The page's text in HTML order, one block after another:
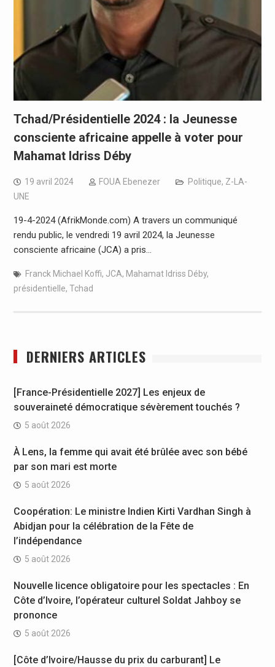
Tchad/Présidentielle 2024 : la Jeunesse
consciente africaine appelle à voter pour
Mahamat Idriss Déby
19 avril 2024 FOUA Ebenezer Politique, Z-LA-
UNE
19-4-2024 (AfrikMonde.com) A travers un communiqué
rendu public, le vendredi 19 avril 2024, la Jeunesse
consciente africaine (JCA) a pris…
Franck Michael Koffi, JCA, Mahamat Idriss Déby,
présidentielle, Tchad
DERNIERS ARTICLES
[France-Présidentielle 2027] Les enjeux de
souveraineté démocratique sévèrement touchés ?
5 août 2026
À Lens, la femme qui avait été brûlée avec son bébé
par son mari est morte
5 août 2026
Coopération: Le ministre Indien Kirti Vardhan Singh à
Abidjan pour la célébration de la Fête de
l’indépendance
5 août 2026
Nouvelle licence obligatoire pour les spectacles : En
Côte d’Ivoire, l’opérateur culturel Soldat Jahboy se
prononce
5 août 2026
[Côte d’Ivoire/Hausse du prix du carburant] Le